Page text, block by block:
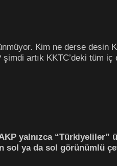
Kim ne derse desin
artık KKTC’deki tüm
yalnızca “Türkiyeliler”
ya da sol görünümlü